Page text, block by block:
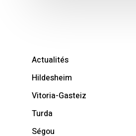
Actualités
Hildesheim
Vitoria-Gasteiz
Turda
Ségou